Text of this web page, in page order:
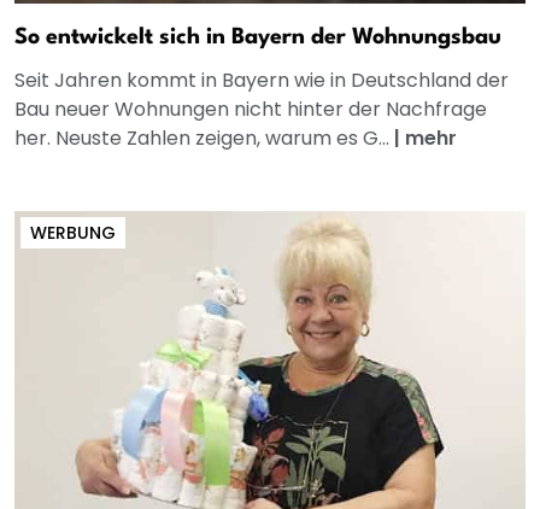
So entwickelt sich in Bayern der Wohnungsbau
Seit Jahren kommt in Bayern wie in Deutschland der
Bau neuer Wohnungen nicht hinter der Nachfrage
her. Neuste Zahlen zeigen, warum es G... | mehr
WERBUNG